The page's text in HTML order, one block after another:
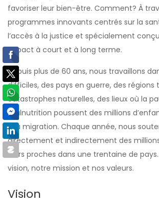
favoriser leur bien-être. Comment? À
programmes innovants centrés sur la
l’accès à la justice et spécialement
impact à court et à long terme.
Depuis plus de 60 ans, nous travaillons
difficiles, des pays en guerre, des régions
catastrophes naturelles, des lieux où la
malnutrition poussent des millions
à la migration. Chaque année, nous
directement et indirectement des
leurs proches dans une trentaine de
vision, notre mission et nos valeurs.
Vision